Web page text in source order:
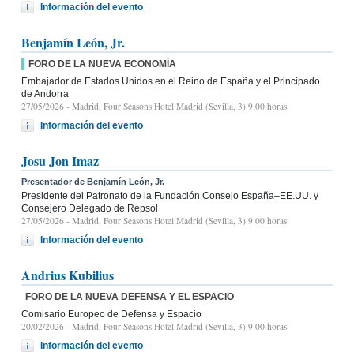
Información del evento
Benjamín León, Jr.
FORO DE LA NUEVA ECONOMÍA
Embajador de Estados Unidos en el Reino de España y el Principado
de Andorra
27/05/2026 - Madrid, Four Seasons Hotel Madrid (Sevilla, 3) 9.00 horas
Información del evento
Josu Jon Imaz
Presentador de Benjamín León, Jr.
Presidente del Patronato de la Fundación Consejo España–EE.UU. y
Consejero Delegado de Repsol
27/05/2026 - Madrid, Four Seasons Hotel Madrid (Sevilla, 3) 9.00 horas
Información del evento
Andrius Kubilius
FORO DE LA NUEVA DEFENSA Y EL ESPACIO
Comisario Europeo de Defensa y Espacio
20/02/2026 - Madrid, Four Seasons Hotel Madrid (Sevilla, 3) 9:00 horas
Información del evento